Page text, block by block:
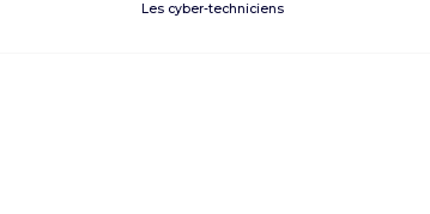
Les cyber-techniciens